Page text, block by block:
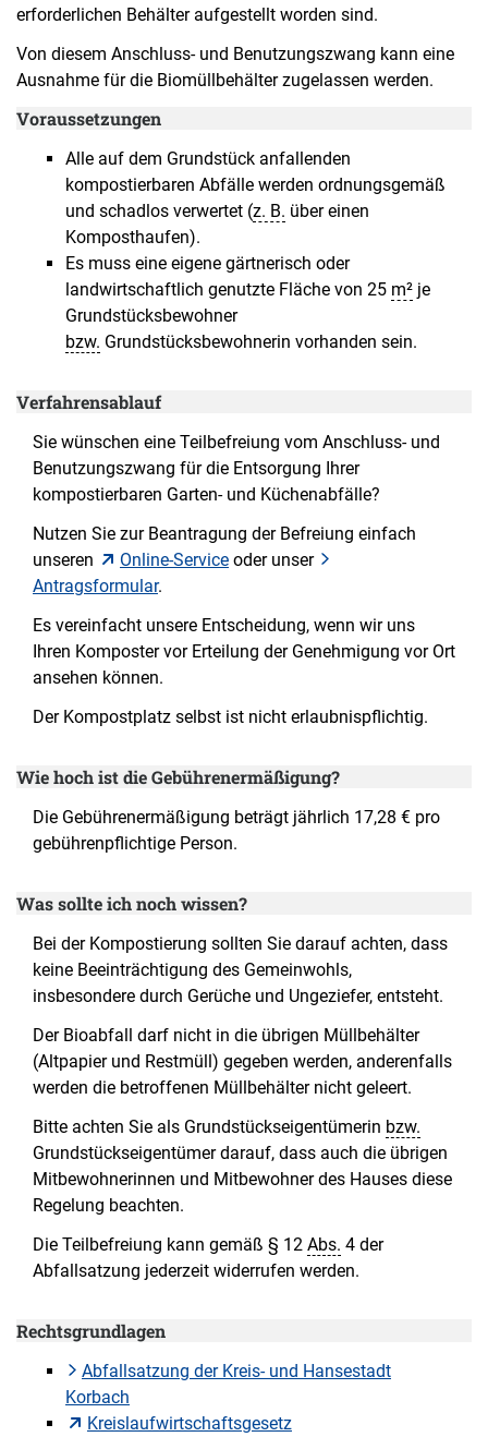
erforderlichen Behälter aufgestellt worden sind.
Von diesem Anschluss- und Benutzungszwang kann eine
Ausnahme für die Biomüllbehälter zugelassen werden.
Voraussetzungen
Alle auf dem Grundstück anfallenden
kompostierbaren Abfälle werden ordnungsgemäß
und schadlos verwertet (z. B. über einen
Komposthaufen).
Es muss eine eigene gärtnerisch oder
landwirtschaftlich genutzte Fläche von 25 m² je
Grundstücksbewohner
bzw. Grundstücksbewohnerin vorhanden sein.
Verfahrensablauf
Sie wünschen eine Teilbefreiung vom Anschluss- und
Benutzungszwang für die Entsorgung Ihrer
kompostierbaren Garten- und Küchenabfälle?
Nutzen Sie zur Beantragung der Befreiung einfach
unseren
Online-Service oder unser
Antragsformular.
Es vereinfacht unsere Entscheidung, wenn wir uns
Ihren Komposter vor Erteilung der Genehmigung vor Ort
ansehen können.
Der Kompostplatz selbst ist nicht erlaubnispflichtig.
Wie hoch ist die Gebührenermäßigung?
Die Gebührenermäßigung beträgt jährlich 17,28 € pro
gebührenpflichtige Person.
Was sollte ich noch wissen?
Bei der Kompostierung sollten Sie darauf achten, dass
keine Beeinträchtigung des Gemeinwohls,
insbesondere durch Gerüche und Ungeziefer, entsteht.
Der Bioabfall darf nicht in die übrigen Müllbehälter
(Altpapier und Restmüll) gegeben werden, anderenfalls
werden die betroffenen Müllbehälter nicht geleert.
Bitte achten Sie als Grundstückseigentümerin bzw.
Grundstückseigentümer darauf, dass auch die übrigen
Mitbewohnerinnen und Mitbewohner des Hauses diese
Regelung beachten.
Die Teilbefreiung kann gemäß § 12 Abs. 4 der
Abfallsatzung jederzeit widerrufen werden.
Rechtsgrundlagen
Abfallsatzung der Kreis- und Hansestadt
Korbach
Kreislaufwirtschaftsgesetz